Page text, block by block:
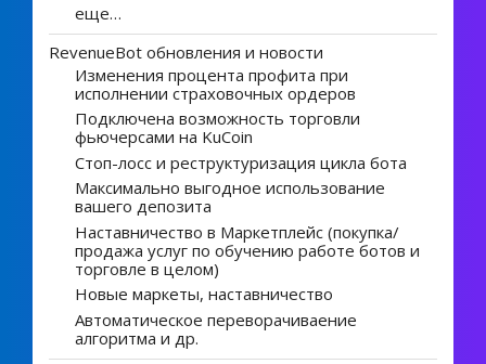
еще…
RevenueBot обновления и новости
Изменения процента профита при
исполнении страховочных ордеров
Подключена возможность торговли
фьючерсами на KuCoin
Стоп-лосс и реструктуризация цикла бота
Максимально выгодное использование
вашего депозита
Наставничество в Маркетплейс (покупка/
продажа услуг по обучению работе ботов и
торговле в целом)
Новые маркеты, наставничество
Автоматическое переворачиваение
алгоритма и др.